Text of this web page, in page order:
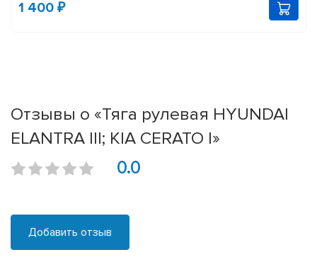
1 400 ₽
Отзывы о «Тяга рулевая HYUNDAI
ELANTRA III; KIA CERATO I»
0.0
Добавить отзыв